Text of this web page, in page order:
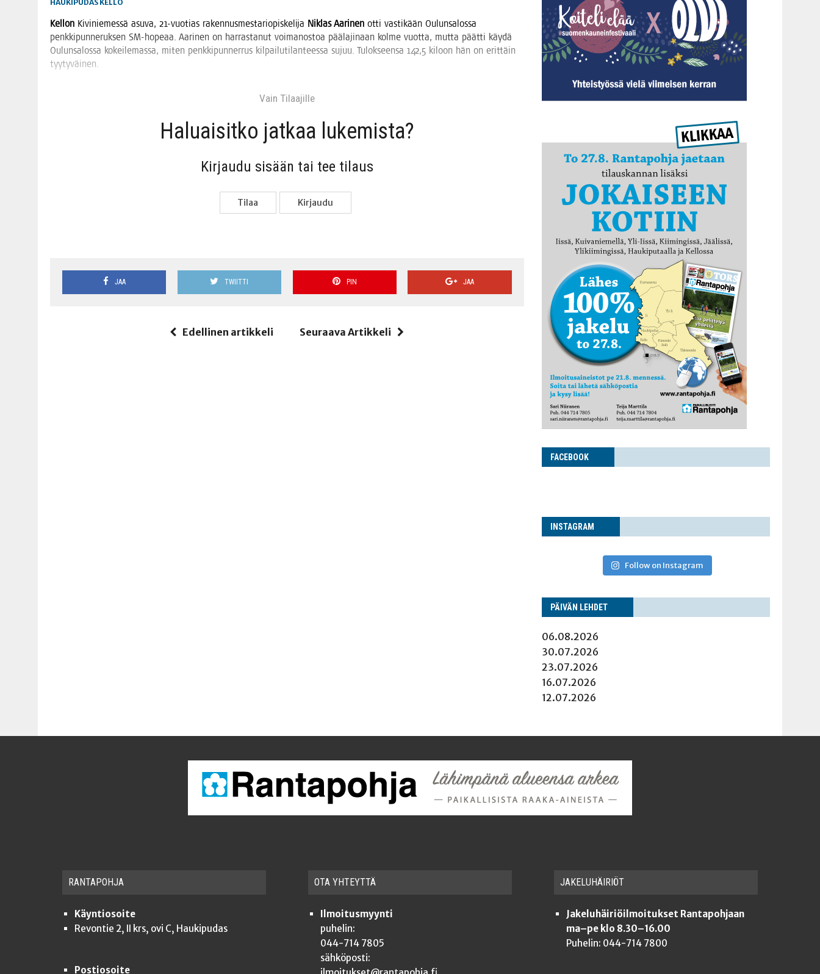
HAUKIPUDAS KELLO
Kel­lon Kivi­nie­mes­sä asu­va, 21-vuo­tias raken­nus­mes­ta­rio­pis­ke­li­ja Niklas Aari­nen otti vas­ti­kään Oulun­sa­los­sa
penk­ki­pun­ne­ruk­sen SM-hope­aa. Aari­nen on har­ras­ta­nut voi­ma­nos­toa pää­la­ji­naan kol­me vuot­ta, mut­ta päät­ti käy­dä
Oulun­sa­los­sa kokei­le­mas­sa, miten penk­ki­pun­ner­rus kil­pai­lu­ti­lan­tees­sa sujuu. Tulok­seen­sa 142,5 kiloon hän on erit­täin
tyytyväinen.
Vain Tilaa­jil­le
Haluai­sit­ko jat­kaa lukemista?
Kir­jau­du sisään tai tee tilaus
Tilaa Kir­jau­du
JAA TWIITTI PIN JAA
Edellinen artikkeli Seuraava Artikkeli
FACE­BOOK
INS­TA­GRAM
Follow on Instagram
PÄI­VÄN LEHDET
06.08.2026
30.07.2026
23.07.2026
16.07.2026
12.07.2026
RAN­TA­POH­JA
Käyntiosoite
Revontie 2, II krs, ovi C, Haukipudas
Postiosoite
OTA YHTEYT­TÄ
Ilmoitusmyynti
puhelin:
044-714 7805
sähköposti:
JAKE­LU­HÄI­RIÖT
Jakeluhäiriöilmoitukset Rantapohjaan
ma–pe klo 8.30–16.00
Puhelin: 044-714 7800